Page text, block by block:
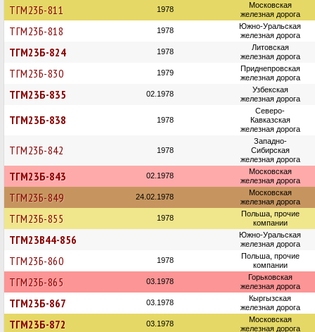
ТГМ23Б-811 1978
Московская
железная дорога
ТГМ23Б-818 1978
Южно-Уральская
железная дорога
ТГМ23Б-824 1978
Литовская
железная дорога
ТГМ23Б-830 1979
Приднепровская
железная дорога
ТГМ23Б-835 02.1978
Узбекская
железная дорога
ТГМ23Б-838 1978
Северо-
Кавказская
железная дорога
ТГМ23Б-842 1978
Западно-
Сибирская
железная дорога
ТГМ23Б-843 02.1978
Московская
железная дорога
ТГМ23Б-849 24.02.1978
Московская
железная дорога
ТГМ23Б-855 1978
Польша, прочие
компании
ТГМ23В44-856
Южно-Уральская
железная дорога
ТГМ23Б-860 1978
Польша, прочие
компании
ТГМ23Б-865 03.1978
Горьковская
железная дорога
ТГМ23Б-867 03.1978
Кыргызская
железная дорога
ТГМ23Б-872 03.1978
Московская
железная дорога